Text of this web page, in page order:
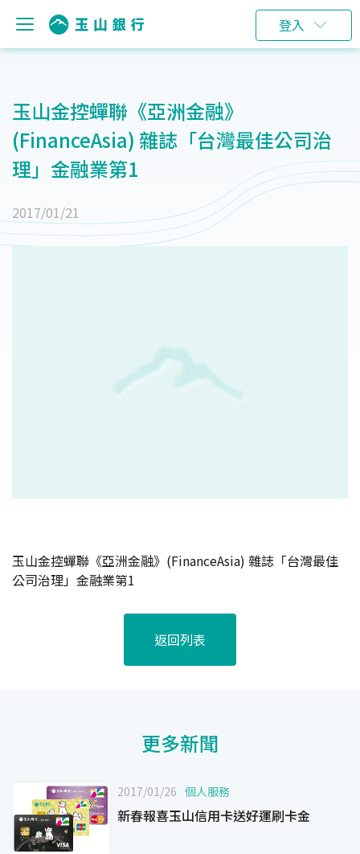
登入
玉山金控蟬聯《亞洲金融》
(FinanceAsia) 雜誌「台灣最佳公司治
理」金融業第1
2017/01/21
玉山金控蟬聯《亞洲金融》(FinanceAsia) 雜誌「台灣最佳
公司治理」金融業第1
返回列表
更多新聞
2017/01/26 個人服務
新春報喜玉山信用卡送好運刷卡金